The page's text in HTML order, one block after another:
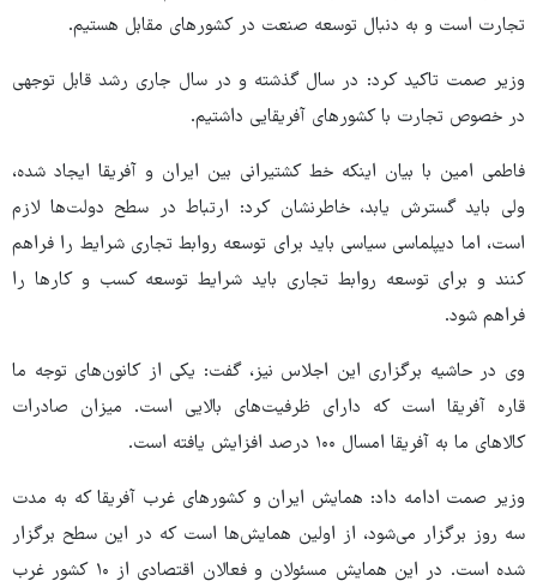
تجارت است و به دنبال توسعه صنعت در کشورهای مقابل هستیم.
وزیر صمت تاکید کرد: در سال گذشته و در سال جاری رشد قابل توجهی
در خصوص تجارت با کشورهای آفریقایی داشتیم.
فاطمی امین با بیان اینکه خط کشتیرانی بین ایران و آفریقا ایجاد شده،
ولی باید گسترش یابد، خاطرنشان کرد: ارتباط در سطح دولت‌ها لازم
است، اما دیپلماسی سیاسی باید برای توسعه روابط تجاری شرایط را فراهم
کنند و برای توسعه روابط تجاری باید شرایط توسعه کسب و کارها را
فراهم شود.
وی در حاشیه برگزاری این اجلاس نیز، گفت: یکی از کانون‌های توجه ما
قاره آفریقا است که دارای ظرفیت‌های بالایی است. میزان صادرات
کالاهای ما به آفریقا امسال ۱۰۰ درصد افزایش یافته است.
وزیر صمت ادامه داد: همایش ایران و کشورهای غرب آفریقا که به مدت
سه روز برگزار می‌شود، از اولین همایش‌ها است که در این سطح برگزار
شده است. در این همایش مسئولان و فعالان اقتصادی از ۱۰ کشور غرب